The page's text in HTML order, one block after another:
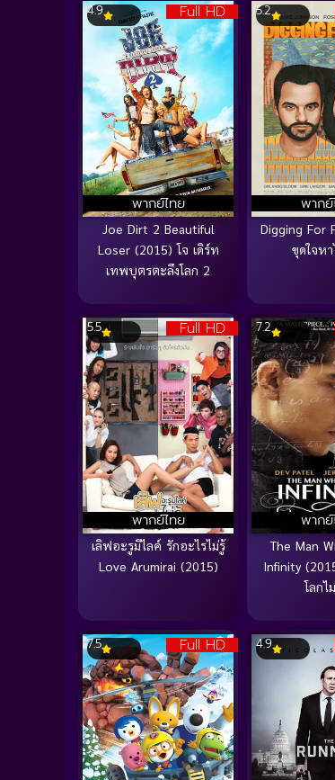
Full HD
พากย์ไทย
4.9
Joe Dirt 2 Beautiful
Loser (2015) โจ เดิร์ท
เทพบุตรตะลึงโลก 2
พากย์
5.2
Digging For
ขุดใจห
Full HD
พากย์ไทย
5.5
เลิฟอะรูมิไลค์ รักอะไรไม่รู้
Love Arumirai (2015)
พากย์
7.2
The Man
Infinity
โลกไ
Full HD
7.5 4.9